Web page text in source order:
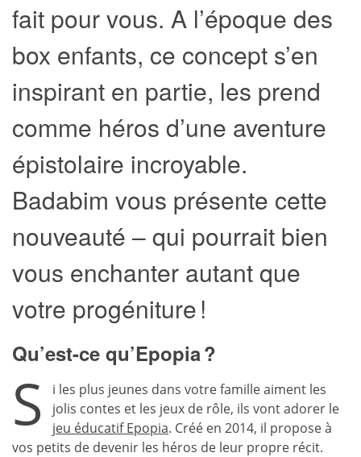
fait pour vous. A l’époque des
box enfants, ce concept s’en
inspirant en partie, les prend
comme héros d’une aventure
épistolaire incroyable.
Badabim vous présente cette
nouveauté – qui pourrait bien
vous enchanter autant que
votre progéniture !
Qu’est-ce qu’Epopia ?
S
i les plus jeunes dans votre famille aiment les
jolis contes et les jeux de rôle, ils vont adorer le
jeu éducatif Epopia. Créé en 2014, il propose à
vos petits de devenir les héros de leur propre récit.